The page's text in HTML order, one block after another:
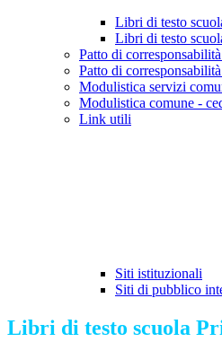
Libri di testo
Libri di testo
Patto di
Patto di
Modulistica servizi
Modulistica comune -
Link utili
Siti istituzionali
Siti di pubblico
Libri di testo scuola